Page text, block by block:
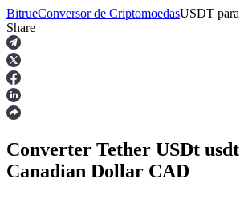
Futuros
BitrueConversor de CriptomoedasUSDT para
Share
Converter Tether USDt usdt
Canadian Dollar CAD